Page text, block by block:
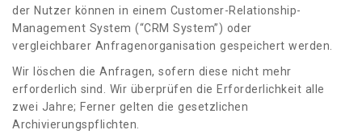
der Nutzer können in einem Customer-Relationship-
Management System (“CRM System”) oder
vergleichbarer Anfragenorganisation gespeichert werden.
Wir löschen die Anfragen, sofern diese nicht mehr
erforderlich sind. Wir überprüfen die Erforderlichkeit alle
zwei Jahre; Ferner gelten die gesetzlichen
Archivierungspflichten.